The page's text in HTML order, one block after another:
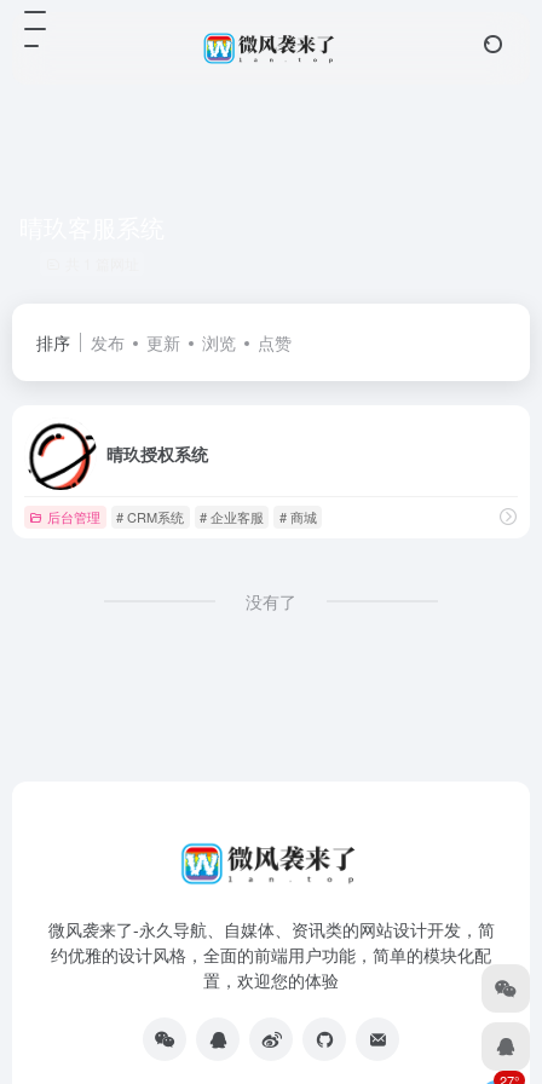
排序 发布 更新 浏览 点赞
晴玖授权系统
后台管理 # CRM系统 # 企业客服 # 商城
没有了
微风袭来了-永久导航、自媒体、资讯类的网站设计开发，简
约优雅的设计风格，全面的前端用户功能，简单的模块化配
置，欢迎您的体验